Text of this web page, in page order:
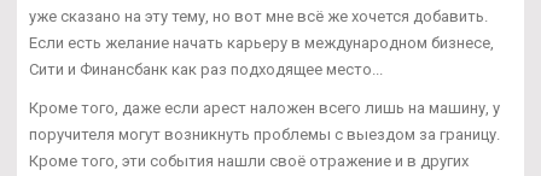
уже сказано на эту тему, но вот мне всё же хочется добавить.
Если есть желание начать карьеру в международном бизнесе,
Сити и Финансбанк как раз подходящее место...
Кроме того, даже если арест наложен всего лишь на машину, у
поручителя могут возникнуть проблемы с выездом за границу.
Кроме того, эти события нашли своё отражение и в других